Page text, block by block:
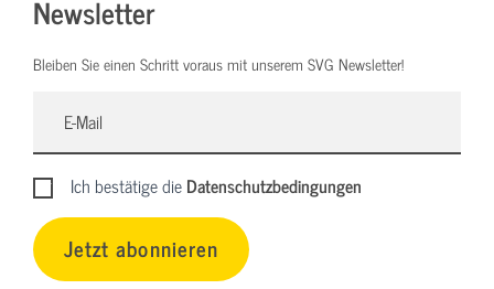
Newsletter
Bleiben Sie einen Schritt voraus mit unserem SVG Newsletter!
Ich bestätige dieDatenschutzbedingungen
Jetzt abonnieren